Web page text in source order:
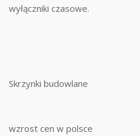
wyłączniki czasowe.
Skrzynki budowlane
wzrost cen w polsce